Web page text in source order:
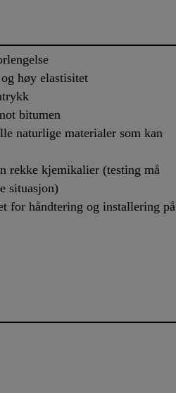
høy elastisitet
bitumen
naturlige materialer som kan
rekke kjemikalier (testing må
situasjon)
for håndtering og installering på